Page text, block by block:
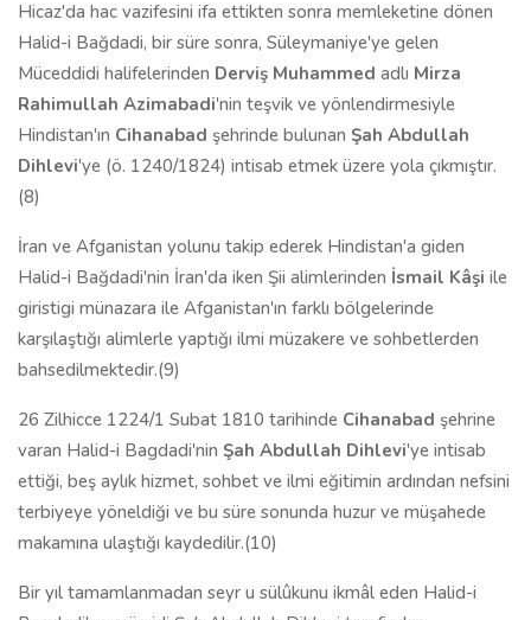
Hicaz'da hac vazifesini ifa ettikten sonra memleketine dönen
Halid-i Bağdadi, bir süre sonra, Süleymaniye'ye gelen
Müceddidi halifelerinden Derviş Muhammed adlı Mirza
Rahimullah Azimabadi'nin teşvik ve yönlendirmesiyle
Hindistan'ın Cihanabad şehrinde bulunan Şah Abdullah
Dihlevi'ye (ö. 1240/1824) intisab etmek üzere yola çıkmıştır.
(8)
İran ve Afganistan yolunu takip ederek Hindistan'a giden
Halid-i Bağdadi'nin İran'da iken Şii alimlerinden İsmail Kâşi ile
giristigi münazara ile Afganistan'ın farklı bölgelerinde
karşılaştığı alimlerle yaptığı ilmi müzakere ve sohbetlerden
bahsedilmektedir.(9)
26 Zilhicce 1224/1 Subat 1810 tarihinde Cihanabad şehrine
varan Halid-i Bagdadi'nin Şah Abdullah Dihlevi'ye intisab
ettiği, beş aylık hizmet, sohbet ve ilmi eğitimin ardından nefsini
terbiyeye yöneldiği ve bu süre sonunda huzur ve müşahede
makamına ulaştığı kaydedilir.(10)
Bir yıl tamamlanmadan seyr u sülûkunu ikmâl eden Halid-i